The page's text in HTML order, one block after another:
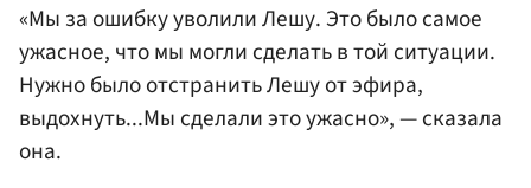
«Мы за ошибку уволили Лешу. Это было самое
ужасное, что мы могли сделать в той ситуации.
Нужно было отстранить Лешу от эфира,
выдохнуть...Мы сделали это ужасно», — сказала
она.